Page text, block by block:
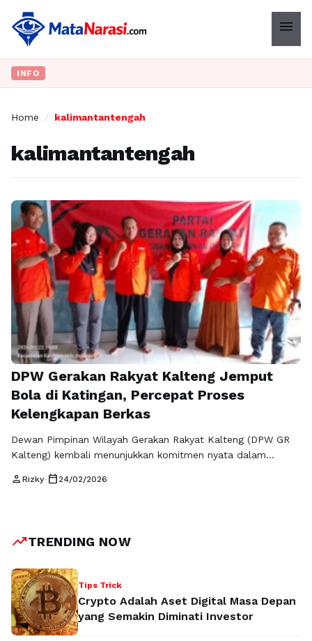
menu
INFO
Home / kalimantantengah
kalimantantengah
DPW Gerakan Rakyat Kalteng Jemput
Bola di Katingan, Percepat Proses
Kelengkapan Berkas
Dewan Pimpinan Wilayah Gerakan Rakyat Kalteng (DPW GR
Kalteng) kembali menunjukkan komitmen nyata dalam
bola ke Kabupaten Katingan, Minggu (22/02/2026). Kegiatan
Kementerian Hukum dan HAM (Kemenkum). Langkah …
person Rizky• calendar_today 24/02/2026
trending_upTRENDING NOW
Tips Trick
Crypto Adalah Aset Digital Masa Depan
yang Semakin Diminati Investor